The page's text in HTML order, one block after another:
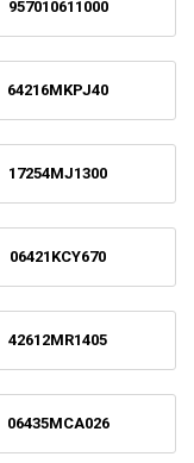
957010611000
64216MKPJ40
17254MJ1300
06421KCY670
42612MR1405
06435MCA026